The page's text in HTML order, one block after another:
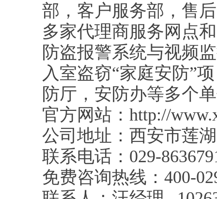
部，客户服务部，售
多家代理商服务网点
防盗报警系统与视频
入室盗窃“家庭安防”
防厅，安防办等多个
官方网站：http://
公司地址：西安市莲
联系电话：029-
免费咨询热线：400-